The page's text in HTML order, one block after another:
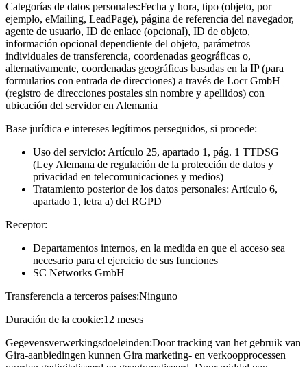
Categorías de datos personales:Fecha y hora, tipo (objeto, por
ejemplo, eMailing, LeadPage), página de referencia del navegador,
agente de usuario, ID de enlace (opcional), ID de objeto,
información opcional dependiente del objeto, parámetros
individuales de transferencia, coordenadas geográficas o,
alternativamente, coordenadas geográficas basadas en la IP (para
formularios con entrada de direcciones) a través de Locr GmbH
(registro de direcciones postales sin nombre y apellidos) con
ubicación del servidor en Alemania
Base jurídica e intereses legítimos perseguidos, si procede:
Uso del servicio: Artículo 25, apartado 1, pág. 1 TTDSG
(Ley Alemana de regulación de la protección de datos y
privacidad en telecomunicaciones y medios)
Tratamiento posterior de los datos personales: Artículo 6,
apartado 1, letra a) del RGPD
Receptor:
Departamentos internos, en la medida en que el acceso sea
necesario para el ejercicio de sus funciones
SC Networks GmbH
Transferencia a terceros países:Ninguno
Duración de la cookie:12 meses
Gegevensverwerkingsdoeleinden:Door tracking van het gebruik van
Gira-aanbiedingen kunnen Gira marketing- en verkoopprocessen